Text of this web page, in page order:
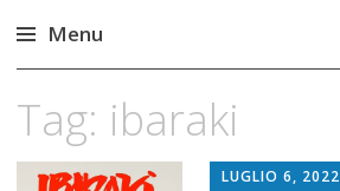
Menu
content
Tag: ibaraki
LUGLIO 6, 2022